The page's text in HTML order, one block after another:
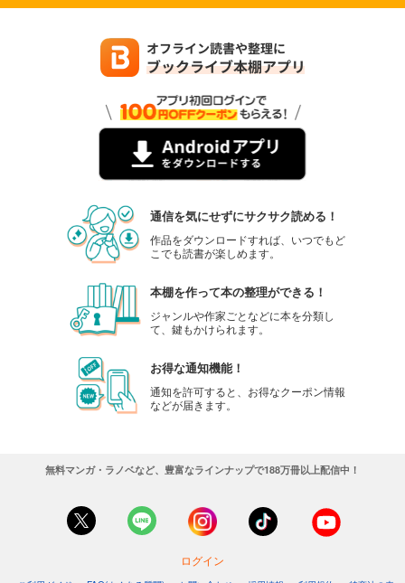
通信を気にせずにサクサク読める！
作品をダウンロードすれば、いつでもど
こでも読書が楽しめます。
本棚を作って本の整理ができる！
ジャンルや作家ごとなどに本を分類し
て、鍵もかけられます。
お得な通知機能！
通知を許可すると、お得なクーポン情報
などが届きます。
無料マンガ・ラノベなど、豊富なラインナップで188万冊以上配信中！
ログイン